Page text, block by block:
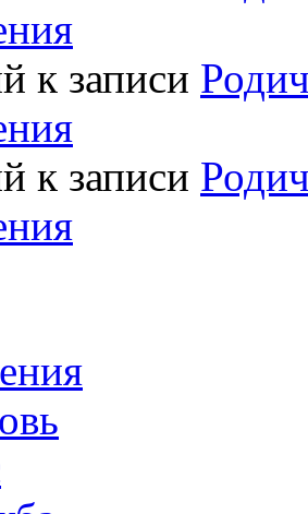
к записи
к записи